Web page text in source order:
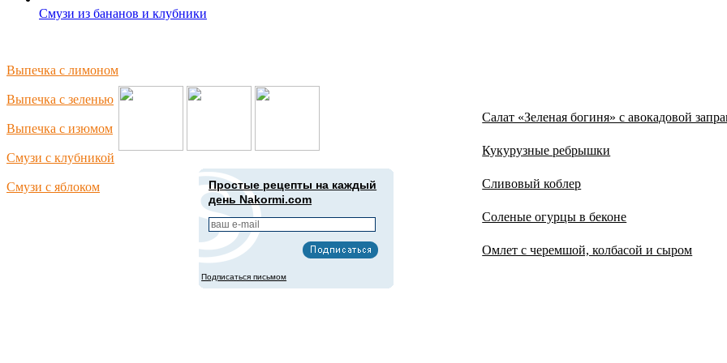
Смузи из бананов и клубники
Выпечка с лимоном
Выпечка с зеленью
Выпечка с изюмом
Смузи с клубникой
Смузи с яблоком
Простые рецепты на каждый
день Nakormi.com
Подписаться письмом
Салат «Зеленая богиня» с авокадовой
Кукурузные ребрышки
Сливовый коблер
Соленые огурцы в беконе
Омлет с черемшой, колбасой и сыром